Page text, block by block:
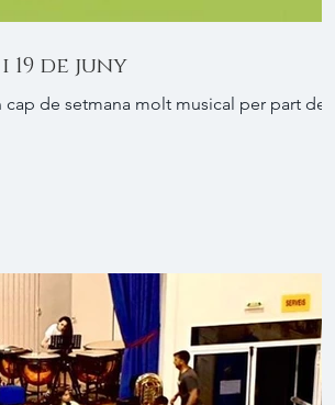
19 de juny
de setmana molt musical per part de la